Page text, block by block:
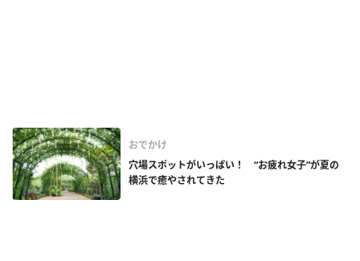
おでかけ
穴場スポットがいっぱい！ “お疲れ女子”が夏の
横浜で癒やされてきた